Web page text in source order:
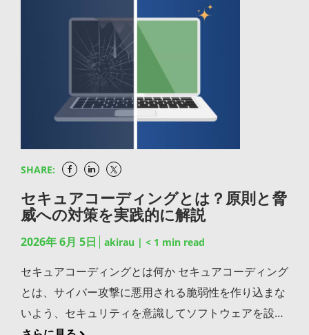
て修正するデバッグ機能 コードを1行ずつ実行しなが
ら変数の値や処理の流れを確認できるのが、デバッグ
機能です。ブレークポイントの設定、ステップ実行、
変数のウォッチなど、IDE上で視覚的にバグの原因を
特定できる仕組みが整っています。バグ修正に費やす
時間は開発全体の中でも大きな割合を占めるため、デ
IDE（統合開発環境）の種類 言語特化型と汎用型 IDE
には、特定のプログラミング言語に最適化された言語
特化型と、複数の言語やフレームワークに幅広く対応
した汎用型があります。言語特化型は言語固有の支援
機能が手厚い反面、対応範囲が限定されます。汎用型
はプラグインで拡張できる柔軟性がある一方、初期設
定に手間がかかるケースもあります。「単一言語のプ
ロジェクトが中心か」「複数言語をまたいだ開発が多
いか」といったプロジェクト特性に応じて判断する必
く、日常業務の一部になっている状態」です。
DevOpsの実践において、開発と運用をつなぐパイプ
ラインの中核的な仕組みとして位置づけられていま
す。 継続的デリバリーと継続的デプロイメントの違い
継続的デリバリーと継続的デプロイメントは、どちら
も「CD」と略されるため混同されやすい用語です
本番環境にデプロイできる状態まで自動化し、最終的
な本番反映は人間の承認を経て実行されます。一方、
継続的デプロイメントは本番環境への反映までを完全
に自動化し、すべてのテストに合格すれば人手の介在
なくリリースされる点が決定的な違いです。一般的に
信頼性が十分に高まった段階で継続的デプロイメント
へ段階的に進むアプローチが推奨されます。 継続的デ
リバリーのパイプラインを構成する主な工程 CI/CDパ
SHARE:
セキュアコーディングとは？原則と脅
威への対策を実践的に解説
2026年 6月 5日 akirau | < 1 min read
セキュアコーディングとは何か セキュアコーディング
とは、サイバー攻撃に悪用される脆弱性を作り込まな
いよう、セキュリティを意識してソフトウェアを設